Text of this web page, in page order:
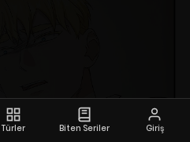
Türler Biten Seriler Giriş